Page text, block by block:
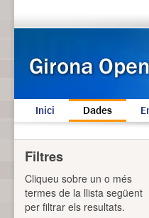
Inici Dades
Filtres
Cliqueu sobre un o més
termes de la llista següent
per filtrar els resultats.